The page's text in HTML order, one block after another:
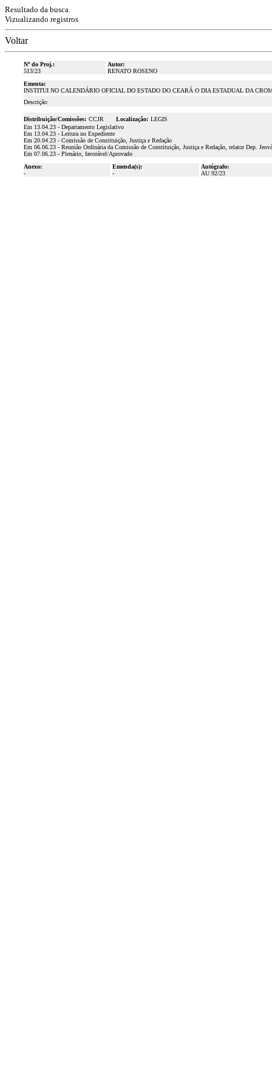
Resultado da busca.
Vizualizando registros
Voltar
Nº do Proj.:
513/23
Autor:
RENATO ROSENO
Ementa:
INSTITUI NO CALENDÁRIO OFICIAL DO ESTADO DO CEARÁ O DIA ESTADUAL DA
Descrição:
Distribuição/Comissões: CCJR Localização: LEGIS
Em 13.04.23 - Departamento Legislativo
Em 13.04.23 - Leitura no Expediente
Em 20.04.23 - Comissão de Constituição, Justiça e Redação
Em 06.06.23 - Reunião Ordinária da Comissão de Constituição, Justiça e Redação, relator Dep.
Em 07.06.23 - Plenário, favorável/Aprovado
Anexo:
-
Emenda(s):
-
Autógrafo:
AU 92/23